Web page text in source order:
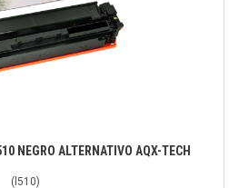
NEGRO ALTERNATIVO AQX-TECH
( l510)